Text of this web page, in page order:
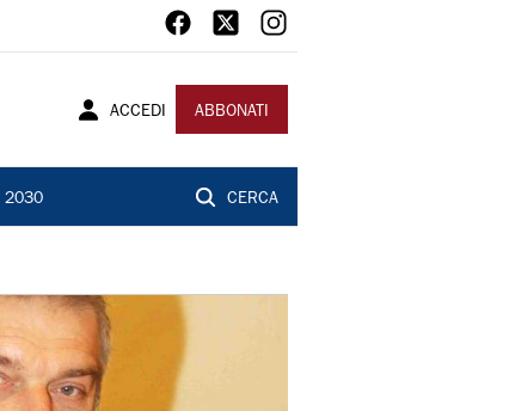
ACCEDI ABBONATI
2030 CERCA